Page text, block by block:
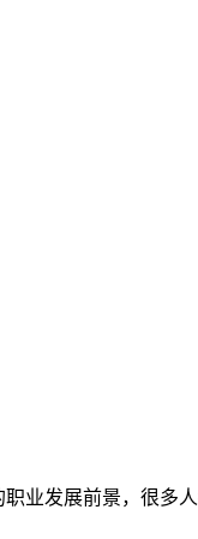
业发展前景，很多